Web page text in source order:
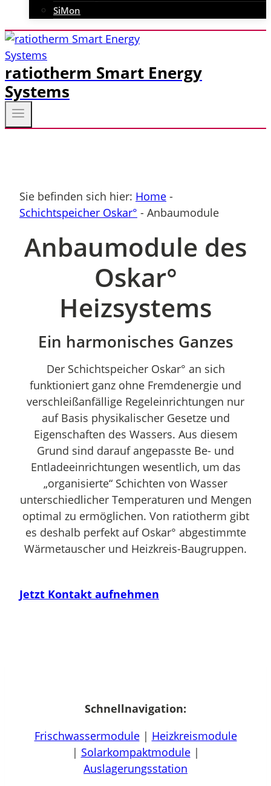
SiMon
ratiotherm Smart Energy
Systems
Sie befinden sich hier: Home -
Schichtspeicher Oskar° - Anbaumodule
Anbaumodule des
Oskar°
Heizsystems
Ein harmonisches Ganzes
Der Schichtspeicher Oskar° an sich
funktioniert ganz ohne Fremdenergie und
verschleißanfällige Regeleinrichtungen nur
auf Basis physikalischer Gesetze und
Eigenschaften des Wassers. Aus diesem
Grund sind darauf angepasste Be- und
Entladeeinrichtungen wesentlich, um das
„organisierte“ Schichten von Wasser
unterschiedlicher Temperaturen und Mengen
optimal zu ermöglichen. Von ratiotherm gibt
es deshalb perfekt auf Oskar° abgestimmte
Wärmetauscher und Heizkreis-Baugruppen.
Jetzt Kontakt aufnehmen
Schnellnavigation:
Frischwassermodule| Heizkreismodule
| Solarkompaktmodule|
Auslagerungsstation